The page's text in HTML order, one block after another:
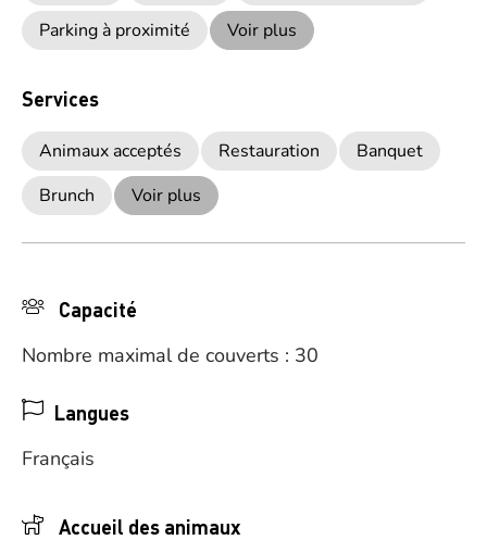
Parking à proximité
Voir plus
Services
Animaux acceptés Restauration
Banquet
Brunch
Voir plus
Capacité
Nombre maximal de couverts : 30
Langues
Français
Accueil des animaux